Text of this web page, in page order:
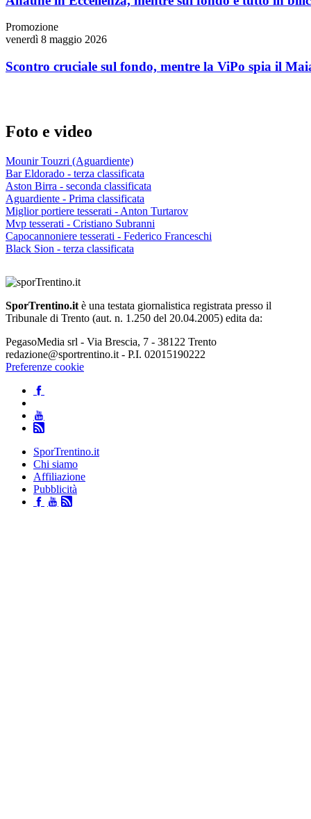
Promozione
venerdì 8 maggio 2026
Scontro cruciale sul fondo, mentre la ViPo spia il
Foto e video
Mounir Touzri (Aguardiente)
Bar Eldorado - terza classificata
Aston Birra - seconda classificata
Aguardiente - Prima classificata
Miglior portiere tesserati - Anton Turtarov
Mvp tesserati - Cristiano Subranni
Capocannoniere tesserati - Federico Franceschi
Black Sion - terza classificata
SporTrentino.it è una testata giornalistica registrata presso il
Tribunale di Trento (aut. n. 1.250 del 20.04.2005) edita da:
PegasoMedia srl - Via Brescia, 7 - 38122 Trento
redazione@sportrentino.it - P.I. 02015190222
Preferenze cookie
SporTrentino.it
Chi siamo
Affiliazione
Pubblicità